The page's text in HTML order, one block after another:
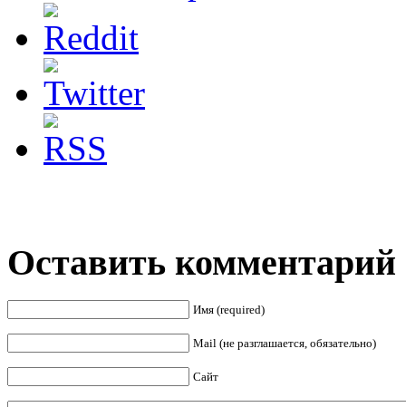
Оставить комментарий
Имя (required)
Mail (не разглашается, обязательно)
Сайт